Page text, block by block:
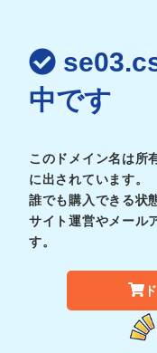
中です
このドメイン名は所
に出されています。
誰でも購入できる状
サイト運営やメール
す。